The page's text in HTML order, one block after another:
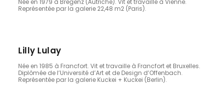
Représentée par la galerie 22,48 m2 (Paris).
Lilly Lulay
Née en 1985 à Francfort. Vit et travaille à Francfort et Bruxelles.
Diplômée de l’Université d’Art et de Design d’Offenbach.
Représentée par la galerie Kuckei + Kuckei (Berlin).